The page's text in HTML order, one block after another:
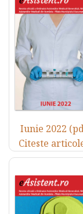
Iunie 2022
Citeste